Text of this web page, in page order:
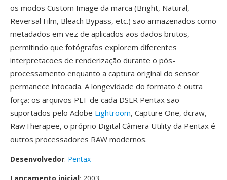
os modos Custom Image da marca (Bright, Natural,
Reversal Film, Bleach Bypass, etc.) são armazenados como
metadados em vez de aplicados aos dados brutos,
permitindo que fotógrafos explorem diferentes
interpretacoes de renderização durante o pós-
processamento enquanto a captura original do sensor
permanece intocada. A longevidade do formato é outra
força: os arquivos PEF de cada DSLR Pentax são
suportados pelo Adobe Lightroom, Capture One, dcraw,
RawTherapee, o próprio Digital Câmera Utility da Pentax é
outros processadores RAW modernos.
Desenvolvedor: Pentax